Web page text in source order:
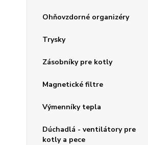
Ohňovzdorné organizéry
Trysky
Zásobníky pre kotly
Magnetické filtre
Výmenníky tepla
Dúchadlá - ventilátory pre
kotly a pece